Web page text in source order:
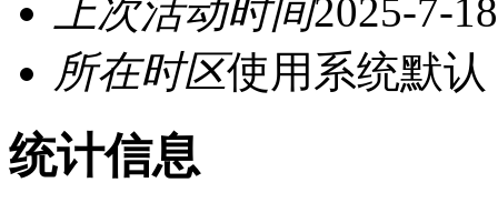
上次活动时间2025-7-
所在时区使用系统默认
统计信息